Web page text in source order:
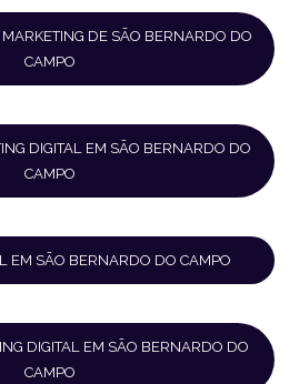
DE SÃO BERNARDO DO
CAMPO
DIGITAL EM SÃO BERNARDO DO
CAMPO
EM SÃO BERNARDO DO CAMPO
DIGITAL EM SÃO BERNARDO DO
CAMPO